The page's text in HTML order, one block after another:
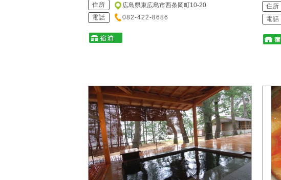
住所
広島県東広島市西条岡町10-20
電話
082-422-8686
住所
電話